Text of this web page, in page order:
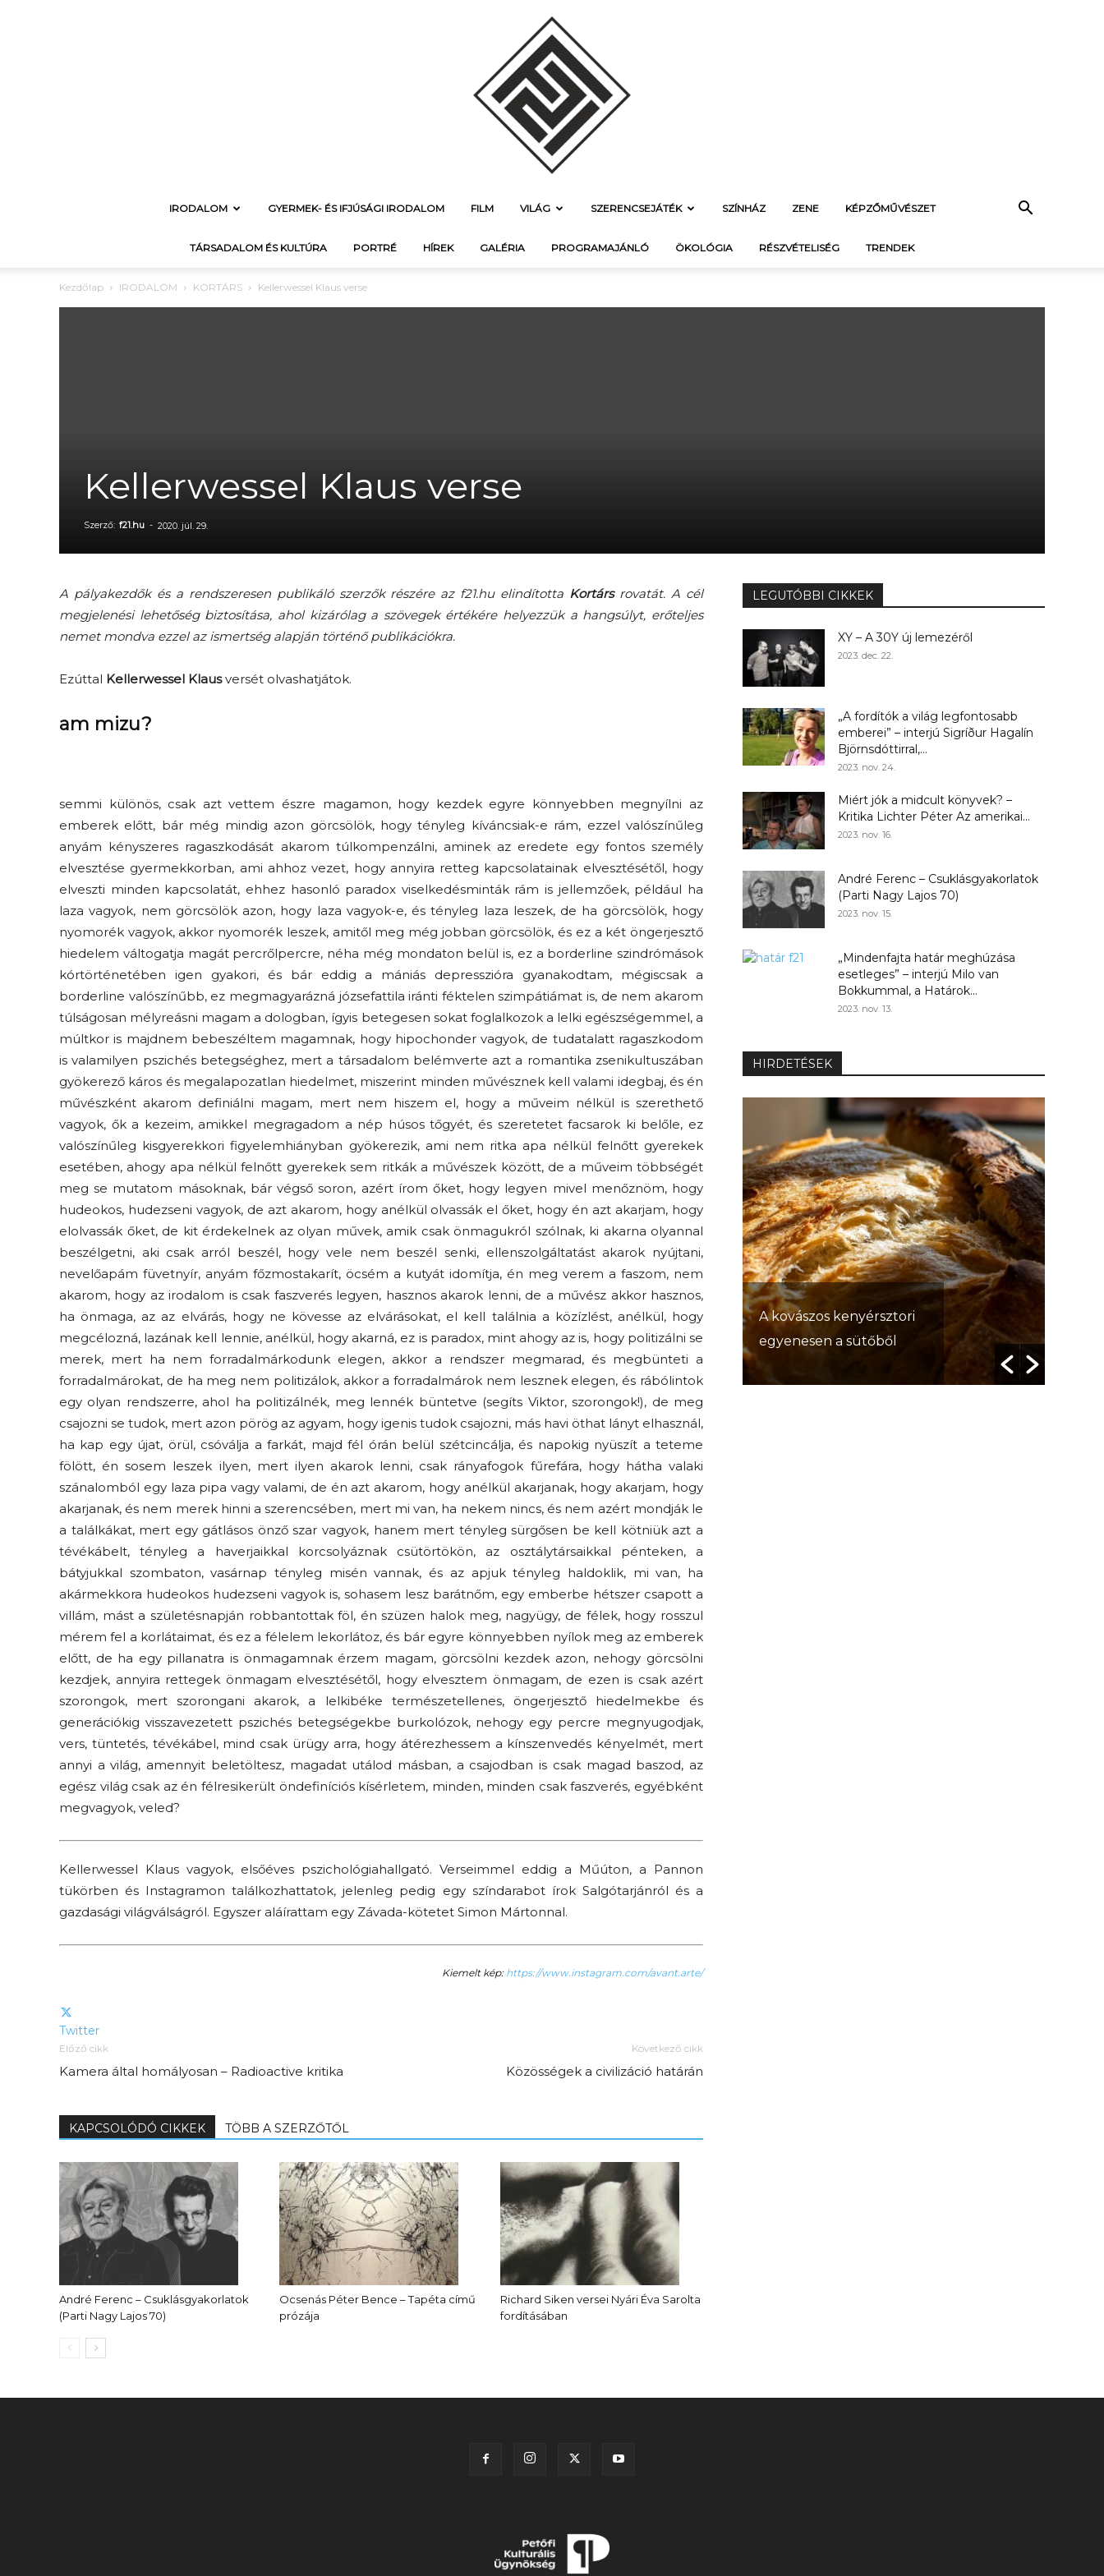
f21.hu
IRODALOM GYERMEK- ÉS IFJÚSÁGI IRODALOM FILM VILÁG SZERENCSEJÁTÉK SZÍNHÁZ ZENE KÉPZŐMŰVÉSZET
TÁRSADALOM ÉS KULTÚRA PORTRÉ HÍREK GALÉRIA PROGRAMAJÁNLÓ ÖKOLÓGIA RÉSZVÉTELISÉG TRENDEK
Kezdőlap IRODALOM KORTÁRS Kellerwessel Klaus verse
Kellerwessel Klaus verse
Szerző: f21.hu - 2020. júl. 29.
A pályakezdők és a rendszeresen publikáló szerzők részére az f21.hu elindította Kortársrovatát. A cél
megjelenési lehetőség biztosítása, ahol kizárólag a szövegek értékére helyezzük a hangsúlyt, erőteljes
nemet mondva ezzel az ismertség alapján történő publikációkra.
Ezúttal Kellerwessel Klausversét olvashatjátok.
am mizu?
semmi különös, csak azt vettem észre magamon, hogy kezdek egyre könnyebben megnyílni az
emberek előtt, bár még mindig azon görcsölök, hogy tényleg kíváncsiak-e rám, ezzel valószínűleg
anyám kényszeres ragaszkodását akarom túlkompenzálni, aminek az eredete egy fontos személy
elvesztése gyermekkorban, ami ahhoz vezet, hogy annyira retteg kapcsolatainak elvesztésétől, hogy
elveszti minden kapcsolatát, ehhez hasonló paradox viselkedésminták rám is jellemzőek, például ha
laza vagyok, nem görcsölök azon, hogy laza vagyok-e, és tényleg laza leszek, de ha görcsölök, hogy
nyomorék vagyok, akkor nyomorék leszek, amitől meg még jobban görcsölök, és ez a két öngerjesztő
hiedelem váltogatja magát percrőlpercre, néha még mondaton belül is, ez a borderline szindrómások
kórtörténetében igen gyakori, és bár eddig a mániás depresszióra gyanakodtam, mégiscsak a
borderline valószínűbb, ez megmagyarázná józsefattila iránti féktelen szimpátiámat is, de nem akarom
túlságosan mélyreásni magam a dologban, ígyis betegesen sokat foglalkozok a lelki egészségemmel, a
múltkor is majdnem bebeszéltem magamnak, hogy hipochonder vagyok, de tudatalatt ragaszkodom
is valamilyen pszichés betegséghez, mert a társadalom belémverte azt a romantika zsenikultuszában
gyökerező káros és megalapozatlan hiedelmet, miszerint minden művésznek kell valami idegbaj, és én
művészként akarom definiálni magam, mert nem hiszem el, hogy a műveim nélkül is szerethető
vagyok, ők a kezeim, amikkel megragadom a nép húsos tőgyét, és szeretetet facsarok ki belőle, ez
valószínűleg kisgyerekkori figyelemhiányban gyökerezik, ami nem ritka apa nélkül felnőtt gyerekek
esetében, ahogy apa nélkül felnőtt gyerekek sem ritkák a művészek között, de a műveim többségét
meg se mutatom másoknak, bár végső soron, azért írom őket, hogy legyen mivel menőznöm, hogy
hudeokos, hudezseni vagyok, de azt akarom, hogy anélkül olvassák el őket, hogy én azt akarjam, hogy
elolvassák őket, de kit érdekelnek az olyan művek, amik csak önmagukról szólnak, ki akarna olyannal
beszélgetni, aki csak arról beszél, hogy vele nem beszél senki, ellenszolgáltatást akarok nyújtani,
nevelőapám füvetnyír, anyám főzmostakarít, öcsém a kutyát idomítja, én meg verem a faszom, nem
akarom, hogy az irodalom is csak faszverés legyen, hasznos akarok lenni, de a művész akkor hasznos,
ha önmaga, az az elvárás, hogy ne kövesse az elvárásokat, el kell találnia a közízlést, anélkül, hogy
megcélozná, lazának kell lennie, anélkül, hogy akarná, ez is paradox, mint ahogy az is, hogy politizálni se
merek, mert ha nem forradalmárkodunk elegen, akkor a rendszer megmarad, és megbünteti a
forradalmárokat, de ha meg nem politizálok, akkor a forradalmárok nem lesznek elegen, és rábólintok
egy olyan rendszerre, ahol ha politizálnék, meg lennék büntetve (segíts Viktor, szorongok!), de meg
csajozni se tudok, mert azon pörög az agyam, hogy igenis tudok csajozni, más havi öthat lányt elhasznál,
ha kap egy újat, örül, csóválja a farkát, majd fél órán belül szétcincálja, és napokig nyüszít a teteme
fölött, én sosem leszek ilyen, mert ilyen akarok lenni, csak rányafogok fűrefára, hogy hátha valaki
szánalomból egy laza pipa vagy valami, de én azt akarom, hogy anélkül akarjanak, hogy akarjam, hogy
akarjanak, és nem merek hinni a szerencsében, mert mi van, ha nekem nincs, és nem azért mondják le
a találkákat, mert egy gátlásos önző szar vagyok, hanem mert tényleg sürgősen be kell kötniük azt a
tévékábelt, tényleg a haverjaikkal korcsolyáznak csütörtökön, az osztálytársaikkal pénteken, a
bátyjukkal szombaton, vasárnap tényleg misén vannak, és az apjuk tényleg haldoklik, mi van, ha
akármekkora hudeokos hudezseni vagyok is, sohasem lesz barátnőm, egy emberbe hétszer csapott a
villám, mást a születésnapján robbantottak föl, én szüzen halok meg, nagyügy, de félek, hogy rosszul
mérem fel a korlátaimat, és ez a félelem lekorlátoz, és bár egyre könnyebben nyílok meg az emberek
előtt, de ha egy pillanatra is önmagamnak érzem magam, görcsölni kezdek azon, nehogy görcsölni
kezdjek, annyira rettegek önmagam elvesztésétől, hogy elvesztem önmagam, de ezen is csak azért
szorongok, mert szorongani akarok, a lelkibéke természetellenes, öngerjesztő hiedelmekbe és
generációkig visszavezetett pszichés betegségekbe burkolózok, nehogy egy percre megnyugodjak,
vers, tüntetés, tévékábel, mind csak ürügy arra, hogy átérezhessem a kínszenvedés kényelmét, mert
annyi a világ, amennyit beletöltesz, magadat utálod másban, a csajodban is csak magad baszod, az
egész világ csak az én félresikerült öndefiníciós kísérletem, minden, minden csak faszverés, egyébként
megvagyok, veled?
Kellerwessel Klaus vagyok, elsőéves pszichológiahallgató. Verseimmel eddig a Műúton, a Pannon
tükörben és Instagramon találkozhattatok, jelenleg pedig egy színdarabot írok Salgótarjánról és a
gazdasági világválságról. Egyszer aláírattam egy Závada-kötetet Simon Mártonnal.
Kiemelt kép: https://www.instagram.com/avant.arte/
Twitter
Előző cikk
Kamera által homályosan – Radioactive kritika
Következő cikk
Közösségek a civilizáció határán
KAPCSOLÓDÓ CIKKEK TÖBB A SZERZŐTŐL
André Ferenc – Csuklásgyakorlatok
(Parti Nagy Lajos 70)
Ocsenás Péter Bence – Tapéta című
prózája
Richard Siken versei Nyári Éva Sarolta
fordításában
LEGUTÓBBI CIKKEK
XY – A 30Y új lemezéről
2023. dec. 22.
„A fordítók a világ legfontosabb
emberei” – interjú Sigríður Hagalín
Björnsdóttirral,...
2023. nov. 24.
Miért jók a midcult könyvek? –
Kritika Lichter Péter Az amerikai...
2023. nov. 16.
André Ferenc – Csuklásgyakorlatok
(Parti Nagy Lajos 70)
2023. nov. 15.
„Mindenfajta határ meghúzása
esetleges” – interjú Milo van
Bokkummal, a Határok...
2023. nov. 13.
HIRDETÉSEK
Jelentkezz hozzánk!
A kovászos kenyérsztori
egyenesen a sütőből